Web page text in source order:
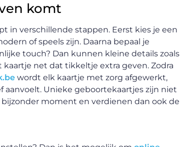
komt
in verschillende stappen. Eerst kies je een
of speels zijn. Daarna bepaal je
touch? Dan kunnen kleine details zoals
net dat tikkeltje extra geven. Zodra
wordt elk kaartje met zorg afgewerkt,
Unieke geboortekaartjes zijn niet
moment en verdienen dan ook de